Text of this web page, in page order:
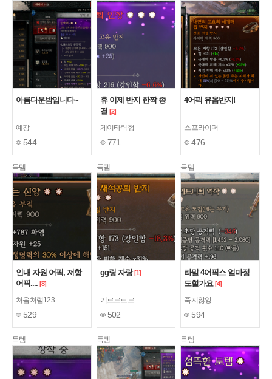
아름다운밤입니다~
예강
544
휴 이제 반지 한짝 종
결 [2]
게이타릭형
771
4어픽 유옵반지!
스프라이더
476
득템
인내 자원 어픽, 저항
어픽.... [8]
처음처럼123
529
득템
gg링 자랑 [1]
기르르르르
502
득템
라말 4어픽스 얼마정
도할가요 [4]
죽지않앙
594
득템 득템 득템